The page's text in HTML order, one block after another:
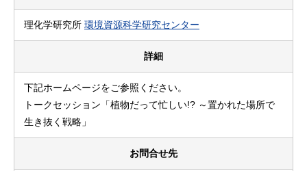
理化学研究所 環境資源科学研究センター
詳細
下記ホームページをご参照ください。
トークセッション「植物だって忙しい!? ～置かれた場所で
生き抜く戦略」
お問合せ先